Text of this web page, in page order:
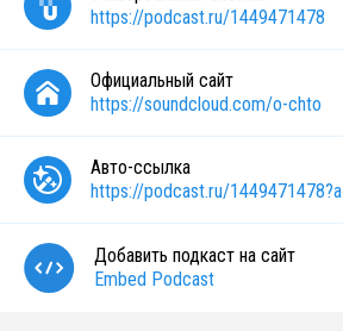
https://podcast.ru/1449471478
Официальный сайт
https://soundcloud.com/o-chto
Авто-ссылка
https://podcast.ru/1449471478?a
Добавить подкаст на сайт
Embed Podcast